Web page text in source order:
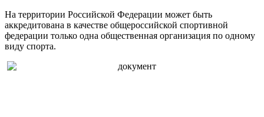
На территории Российской Федерации может быть
аккредитована в качестве общероссийской спортивной
федерации только одна общественная организация по одному
виду спорта.